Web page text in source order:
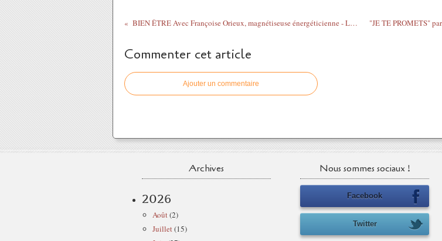
BIEN ÊTRE Avec Françoise Orieux, magnétiseuse énergéticienne - LA JAVA POP ORLÉANS le 1er mai de 19h à 21h
Commenter cet article
Ajouter un commentaire
Archives
2026
Août(2)
Juillet(15)
Nous sommes sociaux !
Facebook
Twitter